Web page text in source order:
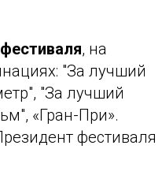
, на
"За лучший
"За лучший
«Гран-При».
фестиваля